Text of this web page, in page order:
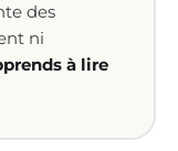
des
ni
à lire